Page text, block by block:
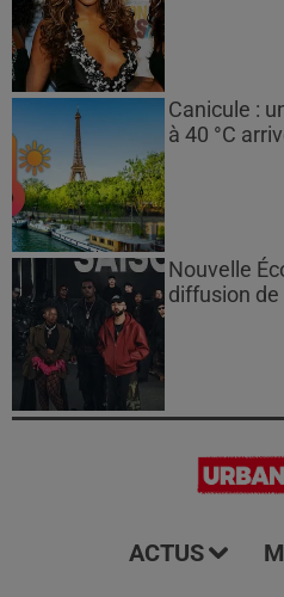
Canicule :
à 40 °C
Nouvelle
diffusion de
ACTUS